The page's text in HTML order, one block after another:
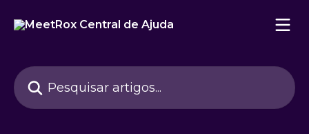
Pesquisar artigos...